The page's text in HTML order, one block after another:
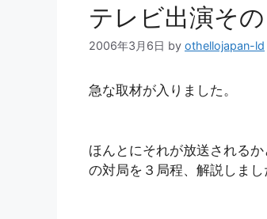
テレビ出演その
2006年3月6日 by othellojapan-ld
急な取材が入りました。
ほんとにそれが放送される
の対局を３局程、解説しま